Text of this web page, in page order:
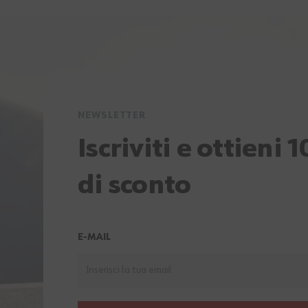
Iscriviti e ottieni
di sconto
E-MAIL